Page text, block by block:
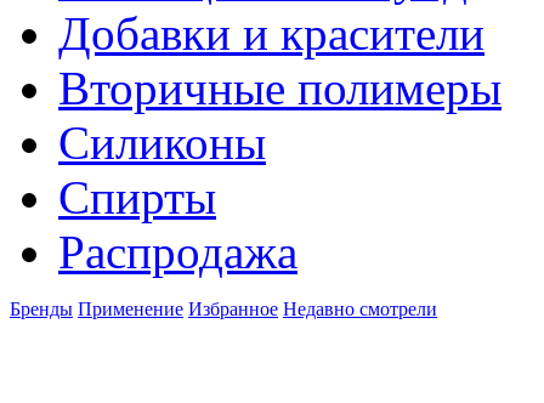
Добавки и красители
Вторичные полимеры
Силиконы
Спирты
Распродажа
Бренды Применение Избранное Недавно смотрели